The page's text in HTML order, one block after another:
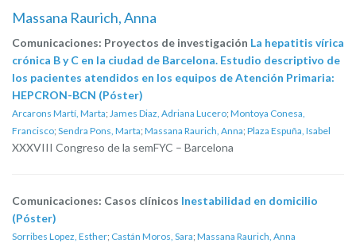
Massana Raurich, Anna
Comunicaciones: Proyectos de investigación La hepatitis vírica
crónica B y C en la ciudad de Barcelona. Estudio descriptivo de
los pacientes atendidos en los equipos de Atención Primaria:
HEPCRON-BCN (Póster)
Arcarons Martí, Marta; James Diaz, Adriana Lucero; Montoya Conesa,
Francisco; Sendra Pons, Marta; Massana Raurich, Anna; Plaza Espuña, Isabel
XXXVIII Congreso de la semFYC – Barcelona
Comunicaciones: Casos clínicos Inestabilidad en domicilio
(Póster)
Sorribes Lopez, Esther; Castán Moros, Sara; Massana Raurich, Anna